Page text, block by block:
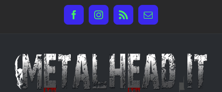
FacebookInstagram
Rss Email